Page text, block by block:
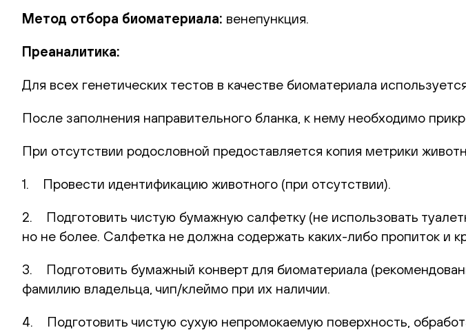
Метод отбора биоматериала: венепункция.
Преаналитика:
Для всех генетических тестов в качестве биоматериала
После заполнения направительного бланка, к нему необходимо
При отсутствии родословной предоставляется копия метрики
1. Провести идентификацию животного (при отсутствии).
2. Подготовить чистую бумажную салфетку (не использовать
но не более. Салфетка не должна содержать каких-либо пропиток и
3. Подготовить бумажный конверт для биоматериала
фамилию владельца, чип/клеймо при их наличии.
4. Подготовить чистую сухую непромокаемую поверхность,